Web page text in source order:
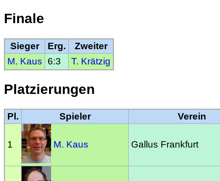
Finale
Sieger Erg.
Zweiter
M. Kaus
6:3 T. Krätzig
Platzierungen
Pl. Spieler Verein
1 M. Kaus Gallus Frankfurt